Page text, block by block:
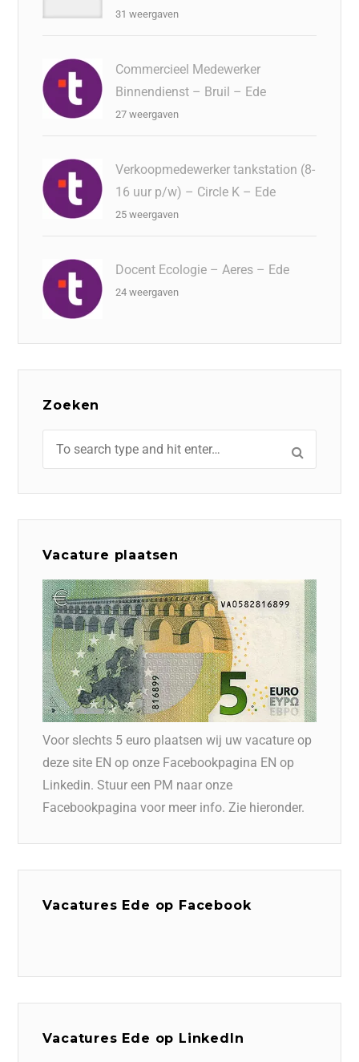
31 weergaven
Commercieel Medewerker
Binnendienst – Bruil – Ede
27 weergaven
Verkoopmedewerker tankstation (8-
16 uur p/w) – Circle K – Ede
25 weergaven
Docent Ecologie – Aeres – Ede
24 weergaven
Zoeken
Vacature plaatsen
Voor slechts 5 euro plaatsen wij uw vacature op
deze site EN op onze Facebookpagina EN op
Linkedin. Stuur een PM naar onze
Facebookpagina voor meer info. Zie hieronder.
Vacatures Ede op Facebook
Vacatures Ede op LinkedIn